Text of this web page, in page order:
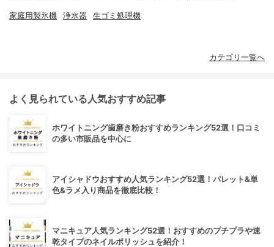
家庭用製氷機 浄水器 生ゴミ処理機
カテゴリ一覧へ
よく見られている人気おすすめ記事
ホワイトニング歯磨き粉おすすめランキング52選！口コミ
の多い市販品を中心に
アイシャドウおすすめ人気ランキング52選！パレット&単
色&ラメ入り商品を徹底比較！
マニキュア人気ランキング52選！おすすめのプチプラや速
乾タイプのネイルポリッシュを紹介！